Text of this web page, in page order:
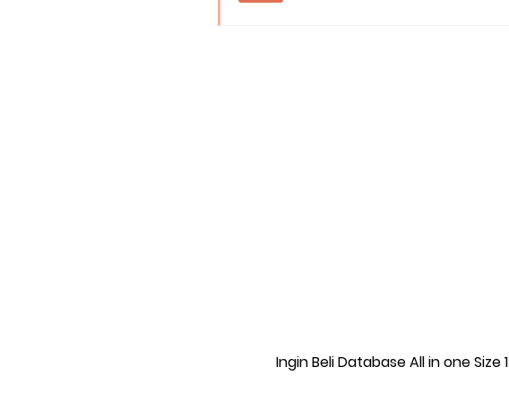
Ingin Beli Database All in one